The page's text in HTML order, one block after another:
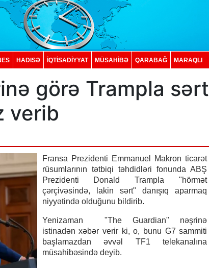
HADISƏ İQTISADIYYAT MÜSAHİBƏ QARABAĞ MARAQLI
görə Trampla sərt
verib
Fransa Prezidenti Emmanuel Makron ticarət
rüsumlarının tətbiqi təhdidləri fonunda ABŞ
Prezidenti Donald Trampla "hörmət
çərçivəsində, lakin sərt" danışıq aparmaq
niyyətində olduğunu bildirib.
Yenizaman "The Guardian" nəşrinə
istinadən xəbər verir ki, o, bunu G7 sammiti
başlamazdan əvvəl TF1 telekanalına
müsahibəsində deyib.